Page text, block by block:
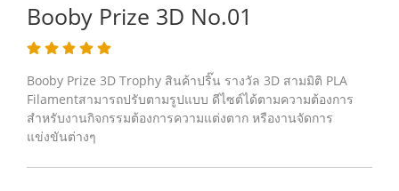
Booby Prize 3D No.01
Booby Prize 3D Trophy สินค้าปริ๊น รางวัล 3D สามมิติ PLA
Filamentสามารถปรับตามรูปแบบ ดีไซต์ได้ตามความต้องการ
สำหรับงานกิจกรรมต้องการความแต่งตาก หรืองานจัดการ
แข่งขันต่างๆ